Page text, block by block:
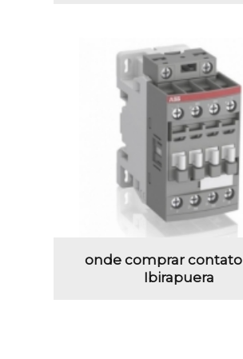
onde comprar
Ibirapuera